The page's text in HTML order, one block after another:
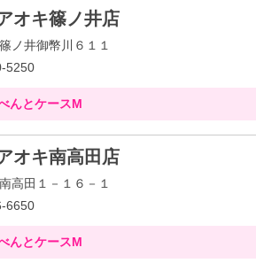
オキ篠ノ井店
ノ井御幣川６１１
5250
んとケースM
オキ南高田店
高田１－１６－１
6650
んとケースM